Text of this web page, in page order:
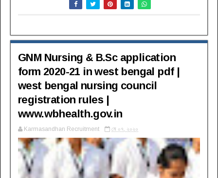
GNM Nursing & B.Sc application
form 2020-21 in west bengal pdf |
west bengal nursing council
registration rules |
www.wbhealth.gov.in
Karmasandhan Recruitment মে ০৭, ২০২০